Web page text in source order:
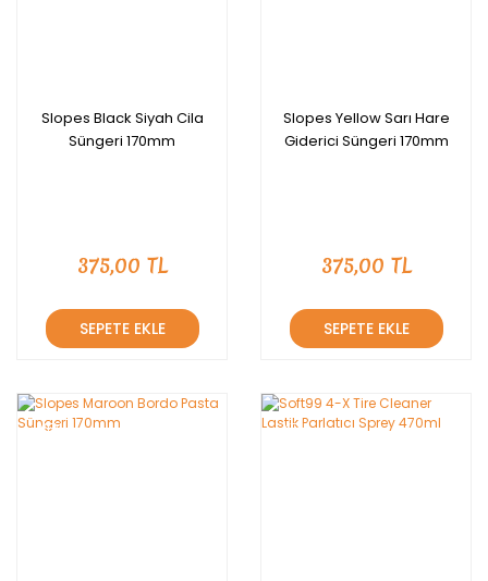
Slopes Black Siyah Cila
Süngeri 170mm
375,00 TL
SEPETE EKLE
Slopes Yellow Sarı Hare
Giderici Süngeri 170mm
375,00 TL
SEPETE EKLE
YENİ YENİ